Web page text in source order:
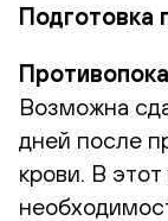
Подготовка
Возможна
дней после
крови. В